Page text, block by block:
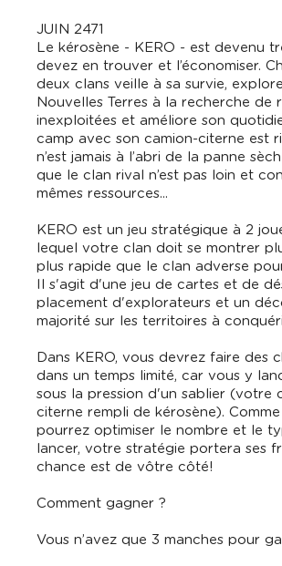
JUIN 2471
Le kérosène - KERO - est devenu
devez en trouver et l’économiser.
deux clans veille à sa survie,
Nouvelles Terres à la recherche de
inexploitées et améliore son
camp avec son camion-citerne est
n’est jamais à l’abri de la panne
que le clan rival n’est pas loin et
mêmes ressources...
KERO est un jeu stratégique à 2
lequel votre clan doit se montrer
plus rapide que le clan adverse
Il s'agit d'une jeu de cartes et de
placement d'explorateurs et un
majorité sur les territoires à
Dans KERO, vous devrez faire des
dans un temps limité, car vous y
sous la pression d'un sablier (votre
citerne rempli de kérosène).
pourrez optimiser le nombre et le
lancer, votre stratégie portera ses
chance est de vôtre côté!
Comment gagner ?
Vous n’avez que 3 manches pour